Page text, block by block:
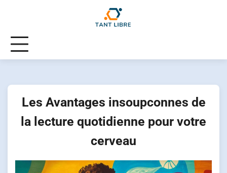
Les Avantages insoupconnes de
la lecture quotidienne pour votre
cerveau